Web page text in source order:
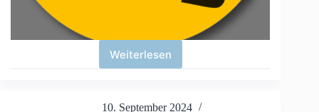
Weiterlesen
Die
Lengschder
10. September 2024